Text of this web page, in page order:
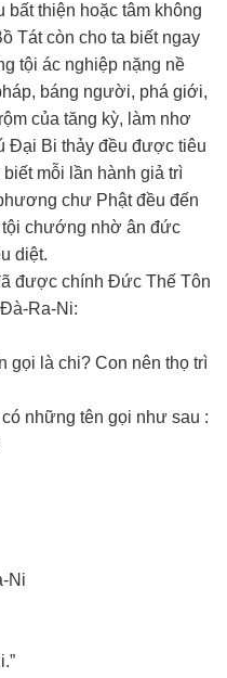
thiện hoặc tâm không
Tát còn cho ta biết ngay
tội ác nghiệp nặng nề
báng người, phá giới,
của tăng kỳ, làm nhơ
Đại Bi thảy đều được tiêu
mỗi lần hành giả trì
chư Phật đều đến
tội chướng nhờ ân đức
diệt.
được chính Đức Thế Tôn
Ra-Ni:
gọi là chi? Con nên thọ trì
những tên gọi như sau :
Ni